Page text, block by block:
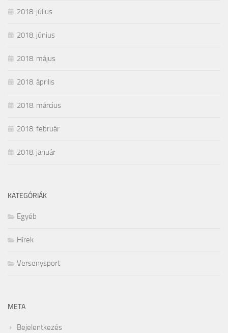
2018. július
2018. június
2018. május
2018. április
2018. március
2018. február
2018. január
KATEGÓRIÁK
Egyéb
Hírek
Versenysport
META
Bejelentkezés